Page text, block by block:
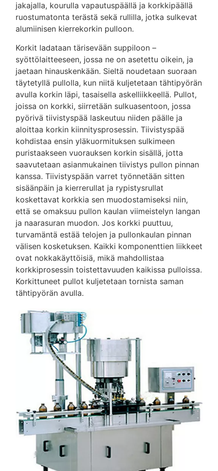
jakajalla, kourulla vapautuspäällä ja korkkipäällä
ruostumatonta terästä sekä rullilla, jotka sulkevat
alumiinisen kierrekorkin pulloon.
Korkit ladataan tärisevään suppiloon –
syöttölaitteeseen, jossa ne on asetettu oikein, ja
jaetaan hinauskenkään. Sieltä noudetaan suoraan
täytetyllä pullolla, kun niitä kuljetetaan tähtipyörän
avulla korkin läpi, tasaisella askelliikkeellä. Pullot,
joissa on korkki, siirretään sulkuasentoon, jossa
pyörivä tiivistyspää laskeutuu niiden päälle ja
aloittaa korkin kiinnitysprosessin. Tiivistyspää
kohdistaa ensin yläkuormituksen sulkimeen
puristaakseen vuorauksen korkin sisällä, jotta
saavutetaan asianmukainen tiivistys pullon pinnan
kanssa. Tiivistyspään varret työnnetään sitten
sisäänpäin ja kierrerullat ja rypistysrullat
koskettavat korkkia sen muodostamiseksi niin,
että se omaksuu pullon kaulan viimeistelyn langan
ja naarasuran muodon. Jos korkki puuttuu,
turvamäntä estää telojen ja pullonkaulan pinnan
välisen kosketuksen. Kaikki komponenttien liikkeet
ovat nokkakäyttöisiä, mikä mahdollistaa
korkkiprosessin toistettavuuden kaikissa pulloissa.
Korkittuneet pullot kuljetetaan tornista saman
tähtipyörän avulla.